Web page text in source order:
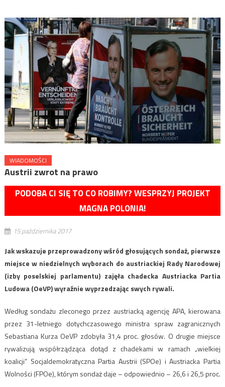
WIADOMOŚCI
Austrii zwrot na prawo
PODOBA CI SIĘ TO CO ROBIMY? WESPRZYJ PROJEKT
MAGNA POLONIA!
15 października 2017
Jak wskazuje przeprowadzony wśród głosujących sondaż, pierwsze
miejsce w niedzielnych wyborach do austriackiej Rady Narodowej
(izby poselskiej parlamentu) zajęła chadecka Austriacka Partia
Ludowa (OeVP) wyraźnie wyprzedzając swych rywali.
Według sondażu zleconego przez austriacką agencję APA, kierowana
przez 31-letniego dotychczasowego ministra spraw zagranicznych
Sebastiana Kurza OeVP zdobyła 31,4 proc. głosów. O drugie miejsce
rywalizują współrządząca dotąd z chadekami w ramach „wielkiej
koalicji” Socjaldemokratyczna Partia Austrii (SPOe) i Austriacka Partia
Wolności (FPOe), którym sondaż daje – odpowiednio – 26,6 i 26,5 proc.